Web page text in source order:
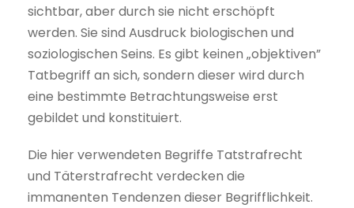
sichtbar, aber durch sie nicht erschöpft
werden. Sie sind Ausdruck biologischen und
soziologischen Seins. Es gibt keinen „objektiven”
Tatbegriff an sich, sondern dieser wird durch
eine bestimmte Betrachtungsweise erst
gebildet und konstituiert.
Die hier verwendeten Begriffe Tatstrafrecht
und Täterstrafrecht verdecken die
immanenten Tendenzen dieser Begrifflichkeit.